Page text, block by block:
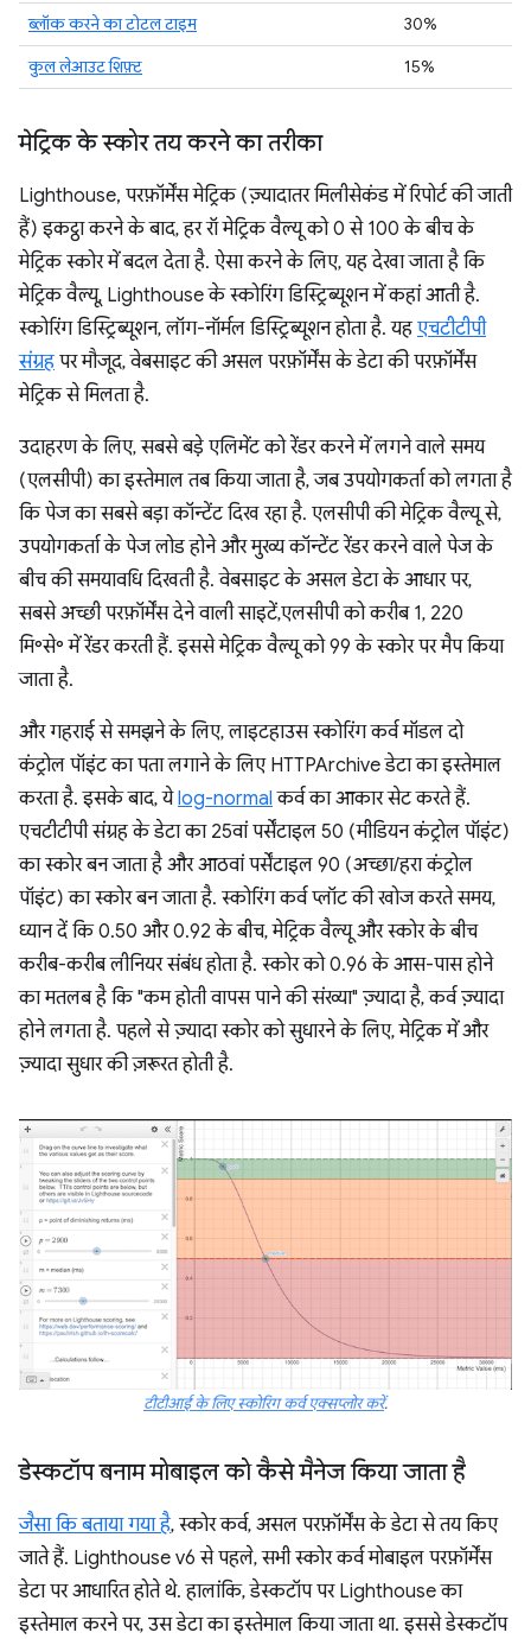
ब्लॉक करने का टोटल टाइम
30%
कुल लेआउट शिफ़्ट
15%
मेट्रिक के स्कोर तय करने का तरीका
Lighthouse, परफ़ॉर्मेंस मेट्रिक (ज़्यादातर मिलीसेकंड में रिपोर्ट की जाती
हैं) इकट्ठा करने के बाद, हर रॉ मेट्रिक वैल्यू को 0 से 100 के बीच के
मेट्रिक स्कोर में बदल देता है. ऐसा करने के लिए, यह देखा जाता है कि
मेट्रिक वैल्यू, Lighthouse के स्कोरिंग डिस्ट्रिब्यूशन में कहां आती है.
स्कोरिंग डिस्ट्रिब्यूशन, लॉग-नॉर्मल डिस्ट्रिब्यूशन होता है. यह एचटीटीपी
संग्रह पर मौजूद, वेबसाइट की असल परफ़ॉर्मेंस के डेटा की परफ़ॉर्मेंस
मेट्रिक से मिलता है.
उदाहरण के लिए, सबसे बड़े एलिमेंट को रेंडर करने में लगने वाले समय
(एलसीपी) का इस्तेमाल तब किया जाता है, जब उपयोगकर्ता को लगता है
कि पेज का सबसे बड़ा कॉन्टेंट दिख रहा है. एलसीपी की मेट्रिक वैल्यू से,
उपयोगकर्ता के पेज लोड होने और मुख्य कॉन्टेंट रेंडर करने वाले पेज के
बीच की समयावधि दिखती है. वेबसाइट के असल डेटा के आधार पर,
सबसे अच्छी परफ़ॉर्मेंस देने वाली साइटें,एलसीपी को करीब 1, 220
मि॰से॰ में रेंडर करती हैं. इससे मेट्रिक वैल्यू को 99 के स्कोर पर मैप किया
जाता है.
और गहराई से समझने के लिए, लाइटहाउस स्कोरिंग कर्व मॉडल दो
कंट्रोल पॉइंट का पता लगाने के लिए HTTPArchive डेटा का इस्तेमाल
करता है. इसके बाद, येlog-normal कर्व का आकार सेट करते हैं.
एचटीटीपी संग्रह के डेटा का 25वां पर्सेंटाइल 50 (मीडियन कंट्रोल पॉइंट)
का स्कोर बन जाता है और आठवां पर्सेंटाइल 90 (अच्छा/हरा कंट्रोल
पॉइंट) का स्कोर बन जाता है. स्कोरिंग कर्व प्लॉट की खोज करते समय,
ध्यान दें कि 0.50 और 0.92 के बीच, मेट्रिक वैल्यू और स्कोर के बीच
करीब-करीब लीनियर संबंध होता है. स्कोर को 0.96 के आस-पास होने
का मतलब है कि "कम होती वापस पाने की संख्या" ज़्यादा है, कर्व ज़्यादा
होने लगता है. पहले से ज़्यादा स्कोर को सुधारने के लिए, मेट्रिक में और
ज़्यादा सुधार की ज़रूरत होती है.
टीटीआई के लिए स्कोरिंग कर्व एक्सप्लोर करें.
डेस्कटॉप बनाम मोबाइल को कैसे मैनेज किया जाता है
जैसा कि बताया गया है, स्कोर कर्व, असल परफ़ॉर्मेंस के डेटा से तय किए
जाते हैं. Lighthouse v6 से पहले, सभी स्कोर कर्व मोबाइल परफ़ॉर्मेंस
डेटा पर आधारित होते थे. हालांकि, डेस्कटॉप पर Lighthouse का
इस्तेमाल करने पर, उस डेटा का इस्तेमाल किया जाता था. इससे डेस्कटॉप